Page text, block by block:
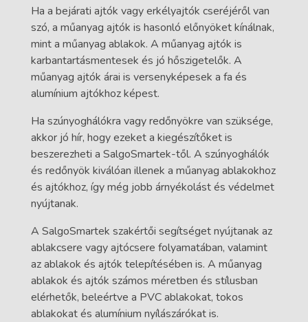
Ha a bejárati ajtók vagy erkélyajtók cseréjéről van
szó, a műanyag ajtók is hasonló előnyöket kínálnak,
mint a műanyag ablakok. A műanyag ajtók is
karbantartásmentesek és jó hőszigetelők. A
műanyag ajtók árai is versenyképesek a fa és
alumínium ajtókhoz képest.
Ha szúnyoghálókra vagy redőnyökre van szüksége,
akkor jó hír, hogy ezeket a kiegészítőket is
beszerezheti a SalgoSmartek-től. A szúnyoghálók
és redőnyök kiválóan illenek a műanyag ablakokhoz
és ajtókhoz, így még jobb árnyékolást és védelmet
nyújtanak.
A SalgoSmartek szakértői segítséget nyújtanak az
ablakcsere vagy ajtócsere folyamatában, valamint
az ablakok és ajtók telepítésében is. A műanyag
ablakok és ajtók számos méretben és stílusban
elérhetők, beleértve a PVC ablakokat, tokos
ablakokat és alumínium nyílászárókat is.